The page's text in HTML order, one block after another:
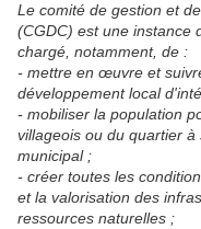
Le comité de gestion et
(CGDC) est une instance
chargé, notamment, de :
- mettre en œuvre et
développement local
- mobiliser la population
villageois ou du quartier
municipal ;
- créer toutes les
et la valorisation des
ressources naturelles ;